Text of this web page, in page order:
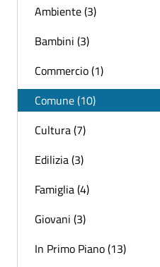
Ambiente (3)
Bambini (3)
Commercio (1)
Comune (10)
Cultura (7)
Edilizia (3)
Famiglia (4)
Giovani (3)
In Primo Piano (13)